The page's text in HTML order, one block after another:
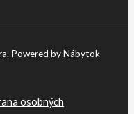
Powered by Nábytok
osobných